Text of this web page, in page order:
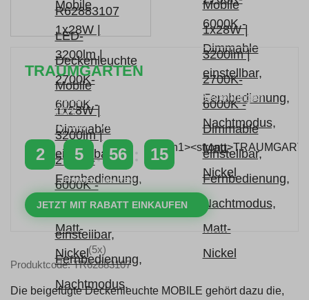
TRAUMGARTEN
Zeitlich begrenzter 20 % Rabatt auf Bestellungen
über 400 €
mit dem Code: VIP20AT
2 5
STUNDEN
56
MINUTEN
14
SEKUNDEN
JETZT MIT RABATT EINKAUFEN
(5x)
Produktcode: TR62883107
Die beigefügte Deckenleuchte MOBILE gehört dazu die,